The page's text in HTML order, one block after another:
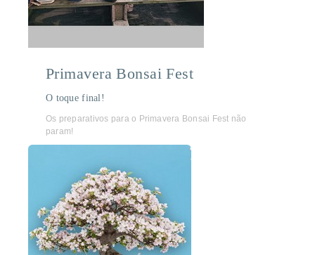
Primavera Bonsai Fest
O toque final!
Os preparativos para o Primavera Bonsai Fest não
param!